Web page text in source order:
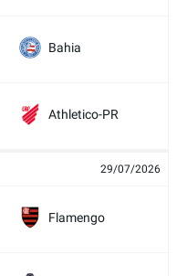
Bahia
Athletico-PR
29/07/2026
Flamengo